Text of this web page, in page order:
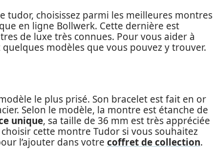
tudor, choisissez parmi les meilleures montres
en ligne Bollwerk. Cette dernière est
de luxe très connues. Pour vous aider à
modèles que vous pouvez y trouver.
le plus prisé. Son bracelet est fait en or
Selon le modèle, la montre est étanche de
unique, sa taille de 36 mm est très appréciée
cette montre Tudor si vous souhaitez
l’ajouter dans votre coffret de collection.